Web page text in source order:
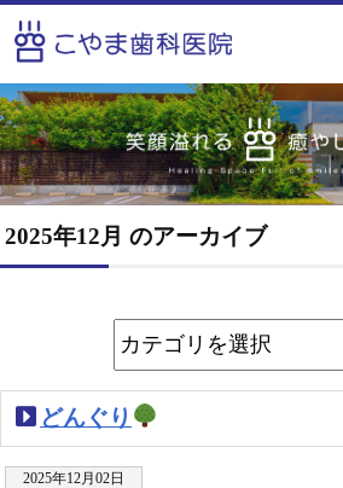
2025年12月 のアーカイブ
どんぐり
2025年12月02日